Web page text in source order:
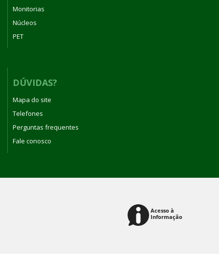
Monitorias
Núcleos
PET
DÚVIDAS?
Mapa do site
Telefones
Perguntas frequentes
Fale conosco